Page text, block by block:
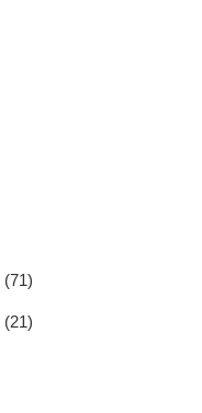
(71)
(21)